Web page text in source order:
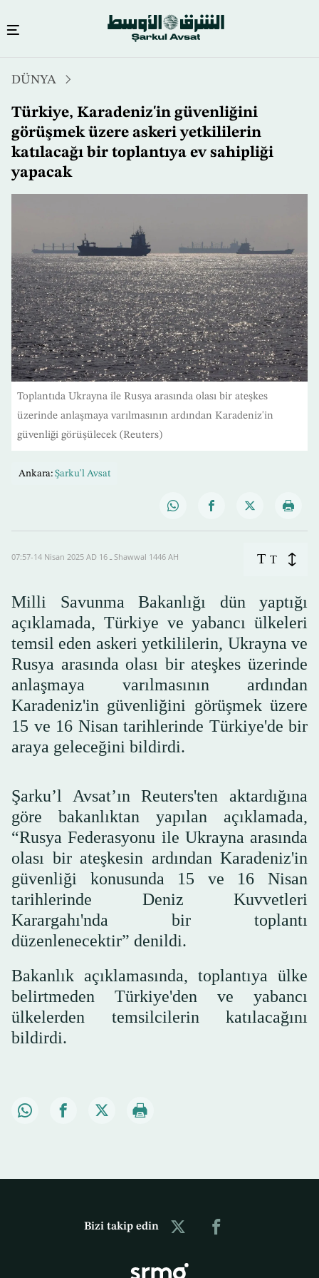
içeriğe
atla
DÜNYA
Türkiye, Karadeniz'in güvenliğini
görüşmek üzere askeri yetkililerin
katılacağı bir toplantıya ev sahipliği
yapacak
Toplantıda Ukrayna ile Rusya arasında olası bir ateşkes
üzerinde anlaşmaya varılmasının ardından Karadeniz'in
güvenliği görüşülecek (Reuters)
Ankara: Şarku'l Avsat
07:57-14 Nisan 2025 AD ـ 16 Shawwal 1446 AH T T
Milli Savunma Bakanlığı dün yaptığı
açıklamada, Türkiye ve yabancı ülkeleri
temsil eden askeri yetkililerin, Ukrayna ve
Rusya arasında olası bir ateşkes üzerinde
anlaşmaya varılmasının ardından
Karadeniz'in güvenliğini görüşmek üzere
15 ve 16 Nisan tarihlerinde Türkiye'de bir
araya geleceğini bildirdi.
Şarku’l Avsat’ın Reuters'ten aktardığına
göre bakanlıktan yapılan açıklamada,
“Rusya Federasyonu ile Ukrayna arasında
olası bir ateşkesin ardından Karadeniz'in
güvenliği konusunda 15 ve 16 Nisan
tarihlerinde Deniz Kuvvetleri
Karargahı'nda bir toplantı
düzenlenecektir” denildi.
Bakanlık açıklamasında, toplantıya ülke
belirtmeden Türkiye'den ve yabancı
ülkelerden temsilcilerin katılacağını
bildirdi.
Bizi takip edin